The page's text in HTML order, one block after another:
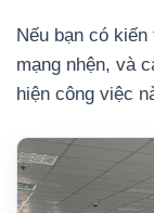
Nếu bạn có
mạng nhện, và
hiện công việc